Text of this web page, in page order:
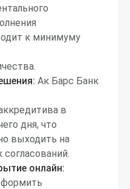
к минимуму
Ак Барс Банк
в
дня, что
выходить на
онлайн: